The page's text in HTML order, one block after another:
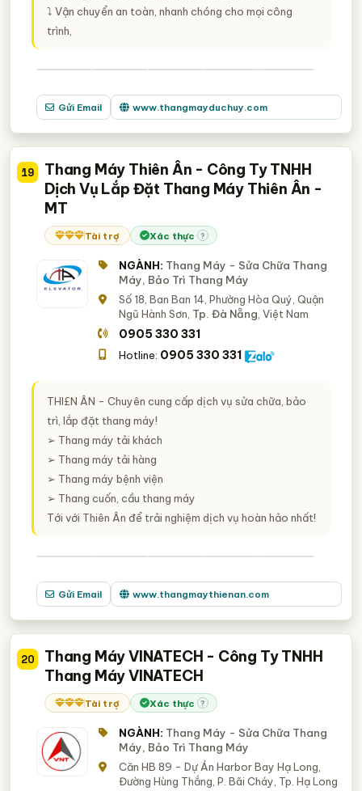
⤵ Vận chuyển an toàn, nhanh chóng cho mọi công
trình,
Gửi Email www.thangmayduchuy.com
19
Thang Máy Thiên Ân - Công Ty TNHH
Dịch Vụ Lắp Đặt Thang Máy Thiên Ân -
MT
Tài trợ Xác thực ?
NGÀNH: Thang Máy - Sửa Chữa Thang
Máy, Bảo Trì Thang Máy
Số 18, Ban Ban 14, Phường Hòa Quý, Quận
Ngũ Hành Sơn, Tp. Đà Nẵng, Việt Nam
0905 330 331
Hotline: 0905 330 331
THI£N ÂN - Chuyên cung cấp dịch vụ sửa chữa, bảo
trì, lắp đặt thang máy!
➢ Thang máy tải khách
➢ Thang máy tải hàng
➢ Thang máy bệnh viện
➢ Thang cuốn, cầu thang máy
Tới với Thiên Ân để trải nghiệm dịch vụ hoàn hảo nhất!
Gửi Email www.thangmaythienan.com
20
Thang Máy VINATECH - Công Ty TNHH
Thang Máy VINATECH
Tài trợ Xác thực ?
NGÀNH: Thang Máy - Sửa Chữa Thang
Máy, Bảo Trì Thang Máy
Căn HB 89 - Dự Án Harbor Bay Hạ Long,
Đường Hùng Thắng, P. Bãi Cháy, Tp. Hạ Long